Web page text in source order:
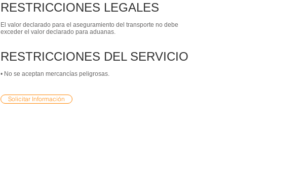
RESTRICCIONES LEGALES
El valor declarado para el aseguramiento del transporte no debe
exceder el valor declarado para aduanas.
RESTRICCIONES DEL SERVICIO
• No se aceptan mercancías peligrosas.
Solicitar Información